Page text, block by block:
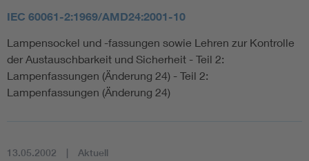
IEC 60061-2:1969/AMD24:2001-10
Lampensockel und -fassungen sowie Lehren zur Kontrolle
der Austauschbarkeit und Sicherheit - Teil 2:
Lampenfassungen (Änderung 24) - Teil 2:
Lampenfassungen (Änderung 24)
13.05.2002 Aktuell